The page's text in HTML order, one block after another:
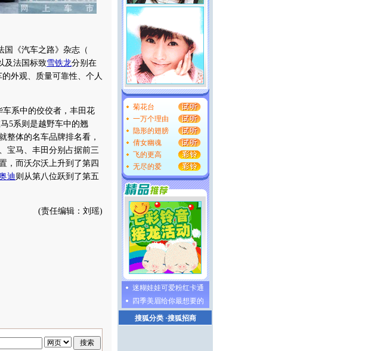
国《汽车之路》杂志（
及法国标致雪铁龙分别在
外观、质量可靠性、个人
车系中的佼佼者，丰田花
5系则是越野车中的翘
整体的名车品牌排名看，
宝马、丰田分别占据前三
，而沃尔沃上升到了第四
迪则从第八位跃到了第五
(责任编辑：刘瑶)
菊花台
一万个理由
隐形的翅膀
倩女幽魂
飞的更高
无尽的爱
迷糊娃娃可爱粉红卡通
四季美眉给你最想要的
搜狐分类·搜狐招商